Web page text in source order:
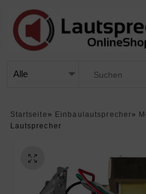
Startseite » Einbaulautsprecher»
Lautsprecher